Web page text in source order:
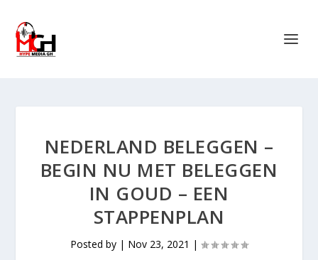
NEDERLAND BELEGGEN –
BEGIN NU MET BELEGGEN
IN GOUD – EEN
STAPPENPLAN
Posted by | Nov 23, 2021 |